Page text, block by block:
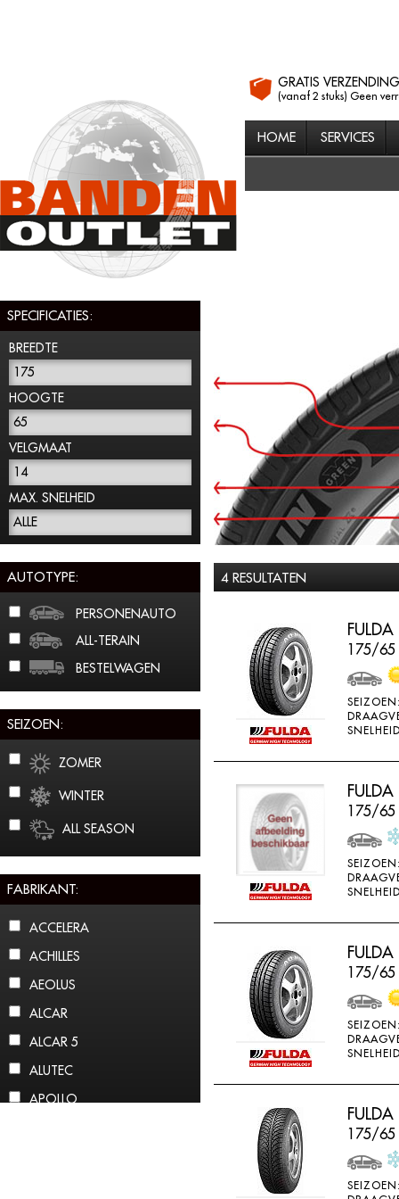
GRATIS VERZENDING
(vanaf 2 stuks) Geen
HOME SERVICES
SPECIFICATIES:
BREEDTE
175
HOOGTE
65
VELGMAAT
14
MAX. SNELHEID
ALLE
AUTOTYPE:
PERSONENAUTO
ALL-TERAIN
BESTELWAGEN
SEIZOEN:
ZOMER
WINTER
ALL SEASON
FABRIKANT:
ACCELERA
ACHILLES
AEOLUS
ALCAR
ALCAR 5
ALUTEC
APOLLO
4 RESULTATEN
175/65
175/65
175/65
175/65